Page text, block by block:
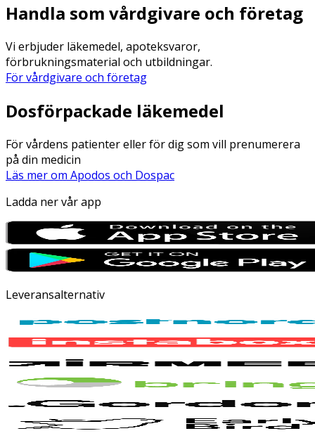
Handla som vårdgivare och företag
Vi erbjuder läkemedel, apoteksvaror,
förbrukningsmaterial och utbildningar.
För vårdgivare och företag
Dosförpackade läkemedel
För vårdens patienter eller för dig som vill prenumerera
på din medicin
Läs mer om Apodos och Dospac
Ladda ner vår app
Leveransalternativ